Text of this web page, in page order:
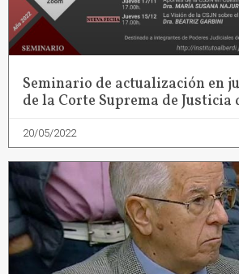
Seminario de actualización en
de la Corte Suprema de Justicia
20/05/2022